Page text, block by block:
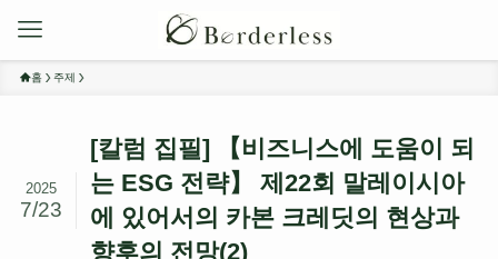
홈 주제
[칼럼 집필] 【비즈니스에 도움이 되
는 ESG 전략】 제22회 말레이시아
에 있어서의 카본 크레딧의 현상과
향후의 전망(2)
2025
7/23